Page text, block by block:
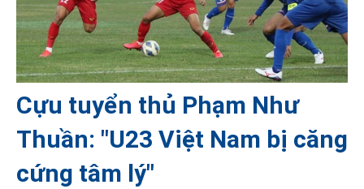
Cựu tuyển thủ Phạm Như
Thuần: "U23 Việt Nam bị căng
cứng tâm lý"